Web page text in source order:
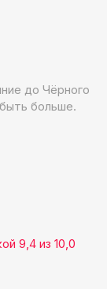
до Чёрного
больше.
9,4 из 10,0